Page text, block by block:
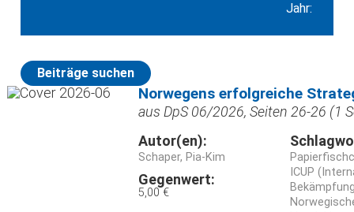
Jahr:
Beiträge suchen
Norwegens erfolgreiche
aus DpS 06/2026, Seiten 26-26 (1
Autor(en):
Schaper, Pia-Kim
Gegenwert:
5,00 €
ICUP